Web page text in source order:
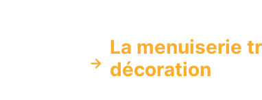
La menuiserie
décoration